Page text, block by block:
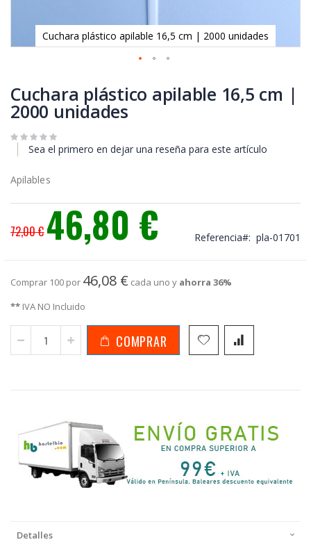
Cuchara plástico apilable 16,5 cm | 2000 unidades
al
comienzo
de
galería
Cuchara plástico apilable 16,5 cm |
2000 unidades
Sea el primero en dejar una reseña para este artículo
Apilables
72,00 €
Precio
especial
46,80 € Referencia pla-01701
Comprar 100 por 46,08 € cada uno y ahorra 36%
** IVA NO Incluido
COMPRAR
Detalles